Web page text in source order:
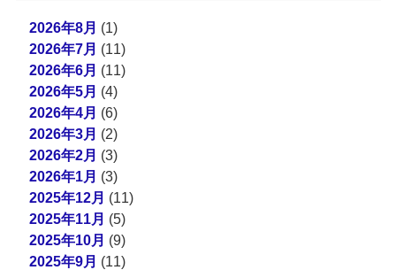
2026年8月 (1)
2026年7月 (11)
2026年6月 (11)
2026年5月 (4)
2026年4月 (6)
2026年3月 (2)
2026年2月 (3)
2026年1月 (3)
2025年12月 (11)
2025年11月 (5)
2025年10月 (9)
2025年9月 (11)